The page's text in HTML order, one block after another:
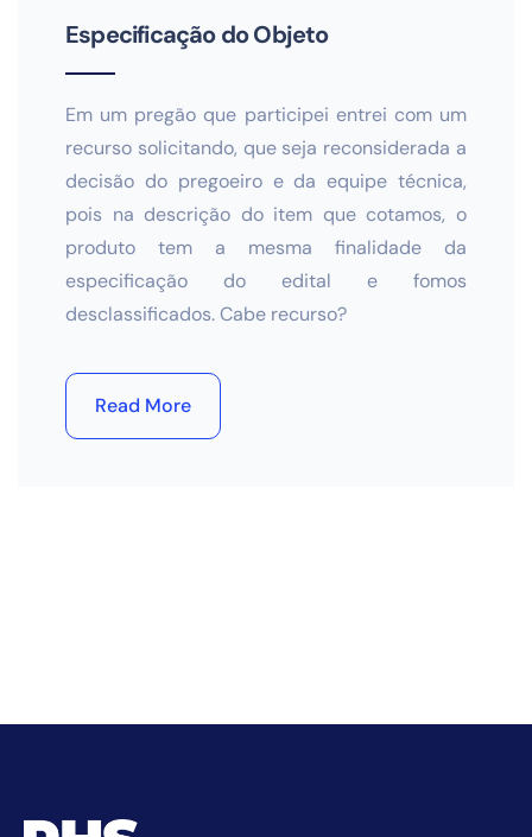
Especificação do Objeto
Em um pregão que participei entrei com um
recurso solicitando, que seja reconsiderada a
decisão do pregoeiro e da equipe técnica,
pois na descrição do item que cotamos, o
produto tem a mesma finalidade da
especificação do edital e fomos
desclassificados. Cabe recurso?
Read More